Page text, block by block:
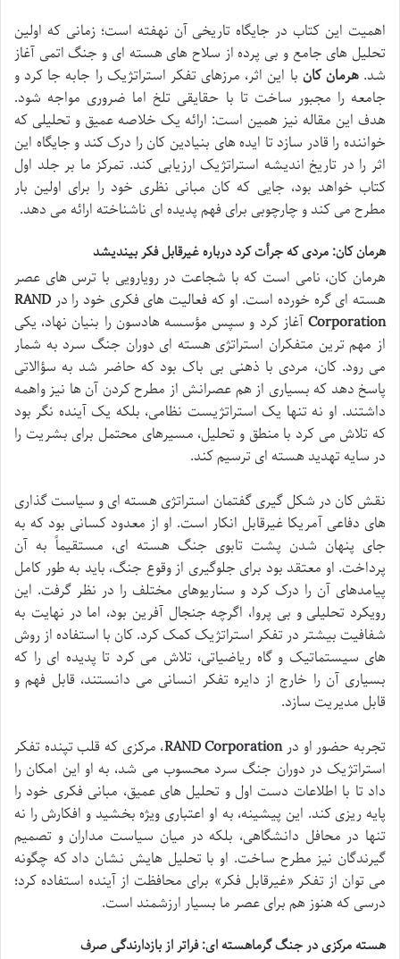
اهمیت این کتاب در جایگاه تاریخی آن نهفته است؛ زمانی که اولین
تحلیل های جامع و بی پرده از سلاح های هسته ای و جنگ اتمی آغاز
شد.هرمان کان با این اثر، مرزهای تفکر استراتژیک را جابه جا کرد و
جامعه را مجبور ساخت تا با حقایقی تلخ اما ضروری مواجه شود.
هدف این مقاله نیز همین است: ارائه یک خلاصه عمیق و تحلیلی که
خواننده را قادر سازد تا ایده های بنیادین کان را درک کند و جایگاه این
اثر را در تاریخ اندیشه استراتژیک ارزیابی کند. تمرکز ما بر جلد اول
کتاب خواهد بود، جایی که کان مبانی نظری خود را برای اولین بار
مطرح می کند و چارچوبی برای فهم پدیده ای ناشناخته ارائه می دهد.
هرمان کان: مردی که جرأت کرد درباره غیرقابل فکر بیندیشد
هرمان کان، نامی است که با شجاعت در رویارویی با ترس های عصر
هسته ای گره خورده است. او که فعالیت های فکری خود را درRAND
Corporationآغاز کرد و سپس مؤسسه هادسون را بنیان نهاد، یکی
از مهم ترین متفکران استراتژی هسته ای دوران جنگ سرد به شمار
می رود. کان، مردی با ذهنی بی باک بود که حاضر شد به سؤالاتی
پاسخ دهد که بسیاری از هم عصرانش از مطرح کردن آن ها نیز واهمه
داشتند. او نه تنها یک استراتژیست نظامی، بلکه یک آینده نگر بود
که تلاش می کرد با منطق و تحلیل، مسیرهای محتمل برای بشریت را
در سایه تهدید هسته ای ترسیم کند.
نقش کان در شکل گیری گفتمان استراتژی هسته ای و سیاست گذاری
های دفاعی آمریکا غیرقابل انکار است. او از معدود کسانی بود که به
جای پنهان شدن پشت تابوی جنگ هسته ای، مستقیماً به آن
پرداخت. او معتقد بود برای جلوگیری از وقوع جنگ، باید به طور کامل
پیامدهای آن را درک کرد و سناریوهای مختلف را در نظر گرفت. این
رویکرد تحلیلی و بی پروا، اگرچه جنجال آفرین بود، اما در نهایت به
شفافیت بیشتر در تفکر استراتژیک کمک کرد. کان با استفاده از روش
های سیستماتیک و گاه ریاضیاتی، تلاش می کرد تا پدیده ای را که
بسیاری آن را خارج از دایره تفکر انسانی می دانستند، قابل فهم و
قابل مدیریت سازد.
تجربه حضور او درRAND Corporation، مرکزی که قلب تپنده تفکر
استراتژیک در دوران جنگ سرد محسوب می شد، به او این امکان را
داد تا با اطلاعات دست اول و تحلیل های عمیق، مبانی فکری خود را
پایه ریزی کند. این پیشینه، به او اعتباری ویژه بخشید و افکارش را نه
تنها در محافل دانشگاهی، بلکه در میان سیاست مداران و تصمیم
گیرندگان نیز مطرح ساخت. او با تحلیل هایش نشان داد که چگونه
می توان از تفکر «غیرقابل فکر» برای محافظت از آینده استفاده کرد؛
درسی که هنوز هم برای عصر ما بسیار ارزشمند است.
هسته مرکزی در جنگ گرماهسته ای: فراتر از بازدارندگی صرف